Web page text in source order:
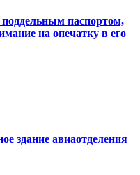
паспортом,
на опечатку в его
здание авиаотделения